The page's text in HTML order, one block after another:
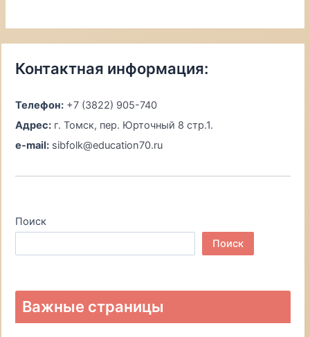
Контактная информация:
Телефон: +7 (3822) 905-740
Адрес: г. Томск, пер. Юрточный 8 стр.1.
e-mail: sibfolk@education70.ru
Поиск
Поиск
Важные страницы